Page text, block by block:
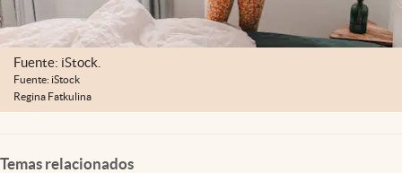
Fuente: iStock.
Fuente: iStock
Regina Fatkulina
Temas relacionados